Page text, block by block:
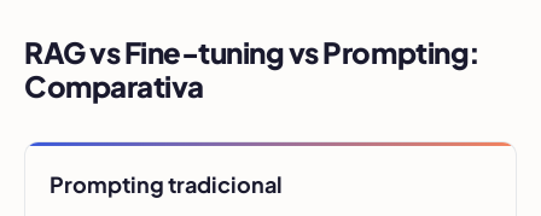
RAG vs Fine-tuning vs Prompting:
Comparativa
Prompting tradicional